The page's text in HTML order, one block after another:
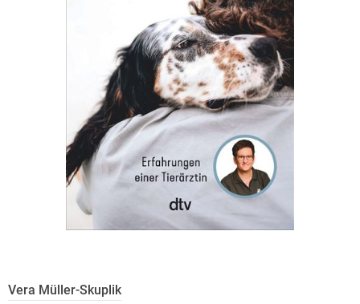
Vera Müller-Skuplik